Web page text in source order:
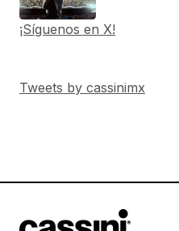
¡Síguenos en X!
Tweets by cassinimx